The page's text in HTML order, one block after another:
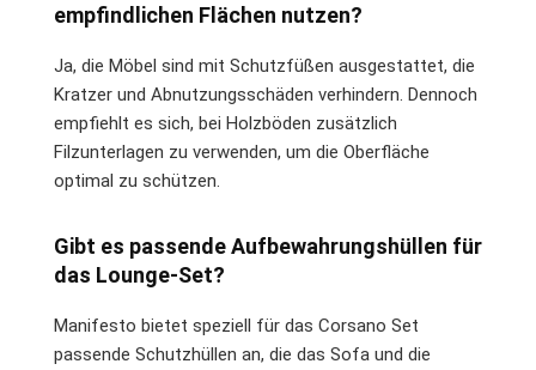
empfindlichen Flächen nutzen?
Ja, die Möbel sind mit Schutzfüßen ausgestattet, die
Kratzer und Abnutzungsschäden verhindern. Dennoch
empfiehlt es sich, bei Holzböden zusätzlich
Filzunterlagen zu verwenden, um die Oberfläche
optimal zu schützen.
Gibt es passende Aufbewahrungshüllen für
das Lounge-Set?
Manifesto bietet speziell für das Corsano Set
passende Schutzhüllen an, die das Sofa und die